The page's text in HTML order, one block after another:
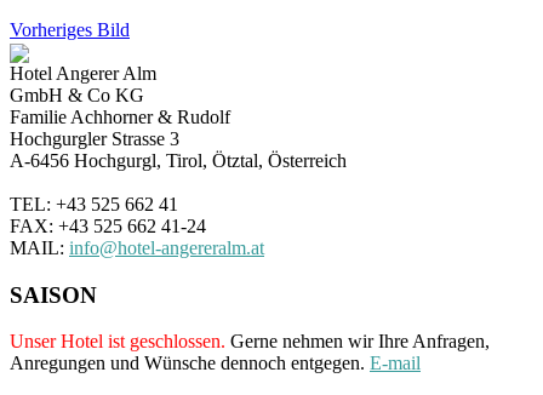
Vorheriges Bild
Hotel Angerer Alm
GmbH & Co KG
Familie Achhorner & Rudolf
Hochgurgler Strasse 3
A-6456 Hochgurgl, Tirol, Ötztal, Österreich
TEL: +43 525 662 41
FAX: +43 525 662 41-24
MAIL: info@hotel-angereralm.at
SAISON
Unser Hotel ist geschlossen. Gerne nehmen wir Ihre Anfragen,
Anregungen und Wünsche dennoch entgegen. E-mail